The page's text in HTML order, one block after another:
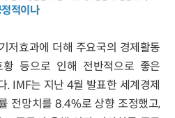
적이나
저효과에 더해 주요국의 경제활동
등으로 인해 전반적으로 좋은
. IMF는 지난 4월 발표한 세계경제
전망치를 8.4%로 상향 조정했고,